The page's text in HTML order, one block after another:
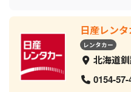
日産レン
レンタカー
北海道
0154-57-